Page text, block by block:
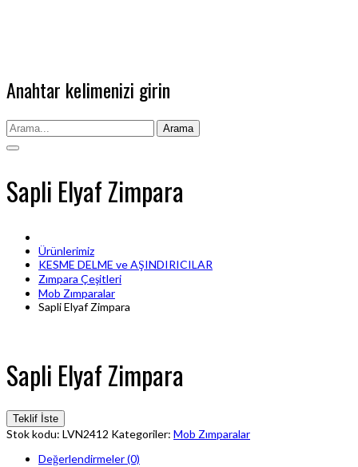
Anahtar kelimenizi girin
Arama
Sapli Elyaf Zimpara
Ürünlerimiz
KESME DELME ve AŞINDIRICILAR
Zımpara Çeşitleri
Mob Zımparalar
Sapli Elyaf Zimpara
Sapli Elyaf Zimpara
Teklif İste
Stok kodu: LVN2412 Kategoriler: Mob Zımparalar
Değerlendirmeler (0)